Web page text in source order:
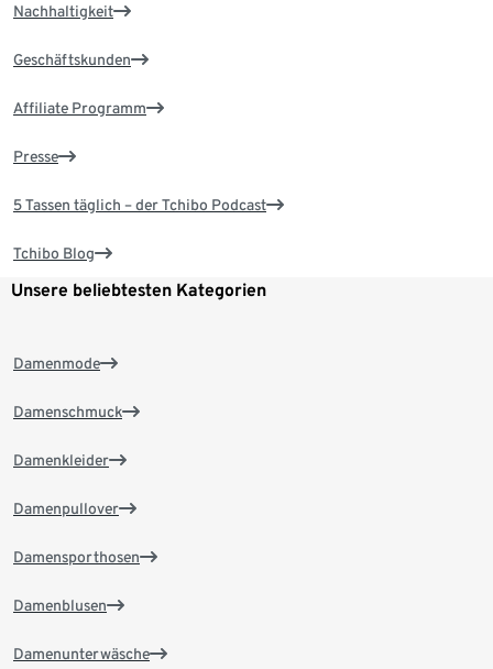
Nachhaltigkeit
Geschäftskunden
Affiliate Programm
Presse
5 Tassen täglich – der Tchibo Podcast
Tchibo Blog
Unsere beliebtesten Kategorien
Damenmode
Damenschmuck
Damenkleider
Damenpullover
Damensporthosen
Damenblusen
Damenunterwäsche